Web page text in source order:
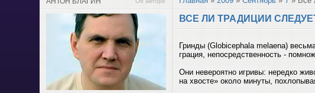
ВСЕ ЛИ ТРАДИЦИИ
Гринды (Globicephala melaena)
грация, непосредственность -
Они невероятно игривы: нередко
на хвосте» около минуты,